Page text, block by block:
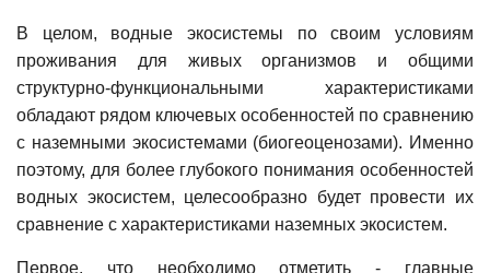
В целом, водные экосистемы по своим условиям
проживания для живых организмов и общими
структурно-функциональными характеристиками
обладают рядом ключевых особенностей по сравнению
с наземными экосистемами (биогеоценозами). Именно
поэтому, для более глубокого понимания особенностей
водных экосистем, целесообразно будет провести их
сравнение с характеристиками наземных экосистем.
Первое, что необходимо отметить - главные